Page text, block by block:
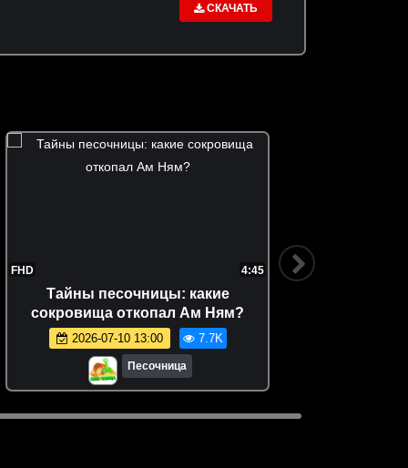
СКАЧАТЬ
FHD 4:45
Тайны песочницы: какие
сокровища откопал Ам Ням?
2026-07-10 13:00 7.7K
Песочница